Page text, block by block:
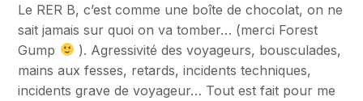
Le RER B, c’est comme une boîte de chocolat, on ne
sait jamais sur quoi on va tomber… (merci Forest
Gump
). Agressivité des voyageurs, bousculades,
mains aux fesses, retards, incidents techniques,
incidents grave de voyageur… Tout est fait pour me